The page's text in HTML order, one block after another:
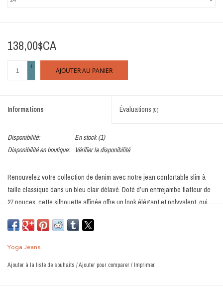
138,00$CA
+
-
AJOUTER AU PANIER
Informations Évaluations (0)
Disponibilité: En stock(1)
Disponibilité en boutique:
Vérifier la disponibilité
Renouvelez votre collection de denim avec notre jean confortable slim à
taille classique dans un bleu clair délavé. Doté d’un entrejambe flatteur de
27 pouces, cette silhouette affinée offre un look élégant et polyvalent, qui
un confort respirant pour toute la journée. Fini avec une fermeture par
s’associe parfaitement à toutes vos tenues pour un style intemporel au
quotidien.
Yoga Jeans
Ajouter à la liste de souhaits /Ajouter pour comparer/ Imprimer